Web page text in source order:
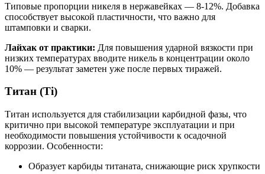
Типовые пропорции никеля в нержавейках — 8-12%. Добавка
способствует высокой пластичности, что важно для
штамповки и сварки.
Лайхак от практики: Для повышения ударной вязкости при
низких температурах вводите никель в концентрации около
10% — результат заметен уже после первых тиражей.
Титан (Ti)
Титан используется для стабилизации карбидной фазы, что
критично при высокой температуре эксплуатации и при
необходимости повышения устойчивости к осадочной
коррозии. Особенности:
Образует карбиды титаната, снижающие риск хрупкости